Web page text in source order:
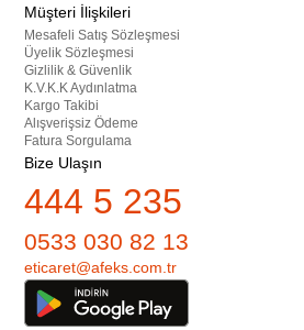
Müşteri İlişkileri
Mesafeli Satış Sözleşmesi
Üyelik Sözleşmesi
Gizlilik & Güvenlik
K.V.K.K Aydınlatma
Kargo Takibi
Alışverişsiz Ödeme
Fatura Sorgulama
Bize Ulaşın
444 5 235
0533 030 82 13
eticaret@afeks.com.tr